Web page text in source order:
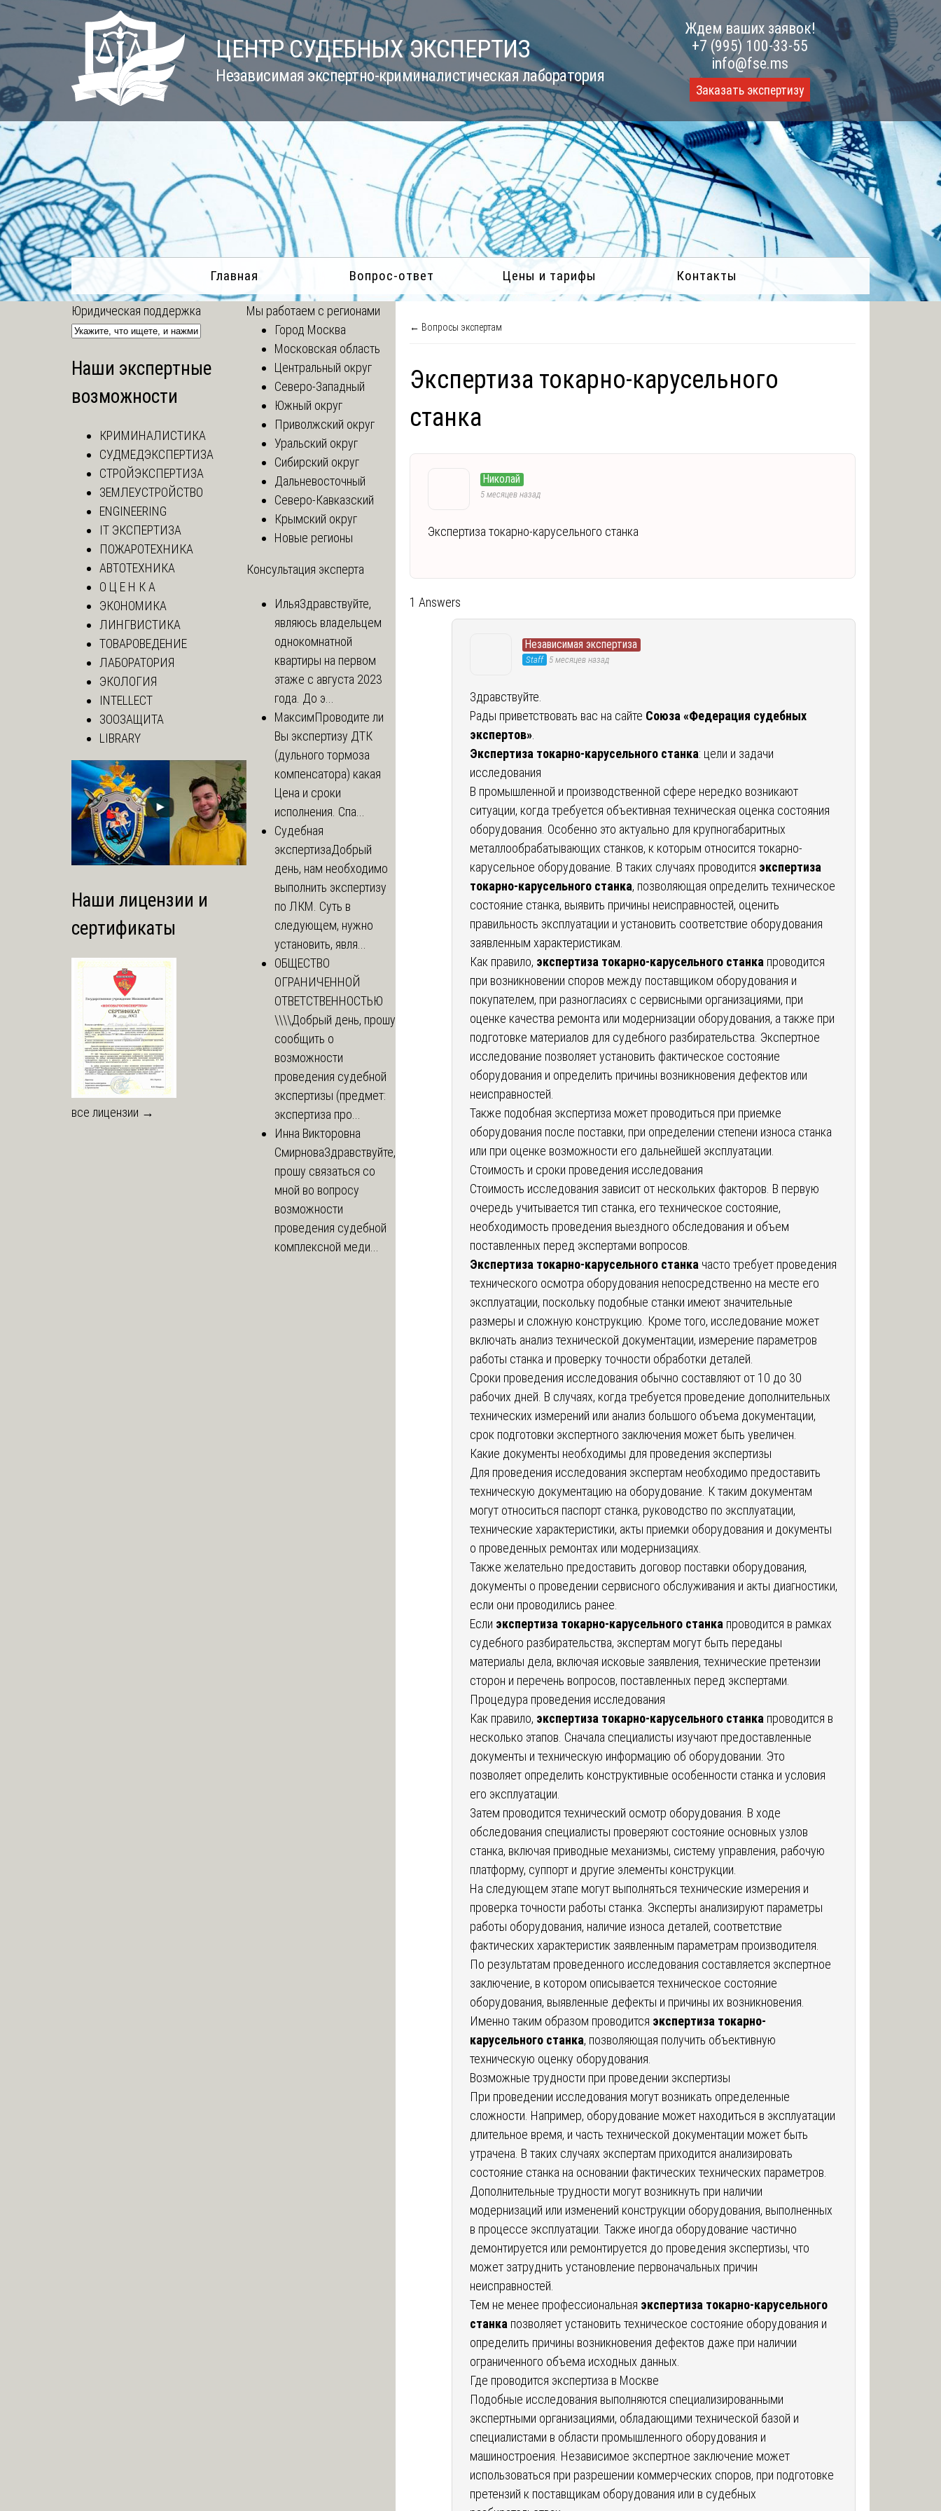
Skip
to
content
ЦЕНТР СУДЕБНЫХ ЭКСПЕРТИЗ
Независимая экспертно-криминалистическая лаборатория
Ждем ваших заявок!
+7 (995) 100-33-55
info@fse.ms
Заказать экспертизу
Главная Вопрос-ответ Цены и тарифы Контакты
← Вопросы экспертам
Экспертиза токарно-карусельного
станка
Николай
5 месяцев назад
Экспертиза токарно-карусельного станка
1 Answers
Независимая экспертиза
Staff 5 месяцев назад
Здравствуйте.
Рады приветствовать вас на сайте Союза «Федерация судебных
экспертов»
Экспертиза токарно-карусельного станка: цели и задачи
исследования
В промышленной и производственной сфере нередко возникают
ситуации, когда требуется объективная техническая оценка состояния
оборудования. Особенно это актуально для крупногабаритных
металлообрабатывающих станков, к которым относится токарно-
карусельное оборудование. В таких случаях проводится экспертиза
токарно-карусельного станка, позволяющая определить техническое
состояние станка, выявить причины неисправностей, оценить
правильность эксплуатации и установить соответствие оборудования
заявленным характеристикам.
Как правило, экспертиза токарно-карусельного станка проводится
при возникновении споров между поставщиком оборудования и
покупателем, при разногласиях с сервисными организациями, при
оценке качества ремонта или модернизации оборудования, а также при
подготовке материалов для судебного разбирательства. Экспертное
исследование позволяет установить фактическое состояние
оборудования и определить причины возникновения дефектов или
неисправностей.
Также подобная экспертиза может проводиться при приемке
оборудования после поставки, при определении степени износа станка
или при оценке возможности его дальнейшей эксплуатации.
Стоимость и сроки проведения исследования
Стоимость исследования зависит от нескольких факторов. В первую
очередь учитывается тип станка, его техническое состояние,
необходимость проведения выездного обследования и объем
поставленных перед экспертами вопросов.
Экспертиза токарно-карусельного станка часто требует проведения
технического осмотра оборудования непосредственно на месте его
эксплуатации, поскольку подобные станки имеют значительные
размеры и сложную конструкцию. Кроме того, исследование может
включать анализ технической документации, измерение параметров
работы станка и проверку точности обработки деталей.
Сроки проведения исследования обычно составляют от 10 до 30
рабочих дней. В случаях, когда требуется проведение дополнительных
технических измерений или анализ большого объема документации,
срок подготовки экспертного заключения может быть увеличен.
Какие документы необходимы для проведения экспертизы
Для проведения исследования экспертам необходимо предоставить
техническую документацию на оборудование. К таким документам
могут относиться паспорт станка, руководство по эксплуатации,
технические характеристики, акты приемки оборудования и документы
о проведенных ремонтах или модернизациях.
Также желательно предоставить договор поставки оборудования,
документы о проведении сервисного обслуживания и акты диагностики,
если они проводились ранее.
Если экспертиза токарно-карусельного станка проводится в рамках
судебного разбирательства, экспертам могут быть переданы
материалы дела, включая исковые заявления, технические претензии
сторон и перечень вопросов, поставленных перед экспертами.
Процедура проведения исследования
Как правило, экспертиза токарно-карусельного станка проводится в
несколько этапов. Сначала специалисты изучают предоставленные
документы и техническую информацию об оборудовании. Это
позволяет определить конструктивные особенности станка и условия
его эксплуатации.
Затем проводится технический осмотр оборудования. В ходе
обследования специалисты проверяют состояние основных узлов
станка, включая приводные механизмы, систему управления, рабочую
платформу, суппорт и другие элементы конструкции.
На следующем этапе могут выполняться технические измерения и
проверка точности работы станка. Эксперты анализируют параметры
работы оборудования, наличие износа деталей, соответствие
фактических характеристик заявленным параметрам производителя.
По результатам проведенного исследования составляется экспертное
заключение, в котором описывается техническое состояние
оборудования, выявленные дефекты и причины их возникновения.
Именно таким образом проводится экспертиза токарно-
карусельного станка, позволяющая получить объективную
техническую оценку оборудования.
Возможные трудности при проведении экспертизы
При проведении исследования могут возникать определенные
сложности. Например, оборудование может находиться в эксплуатации
длительное время, и часть технической документации может быть
утрачена. В таких случаях экспертам приходится анализировать
состояние станка на основании фактических технических параметров.
Дополнительные трудности могут возникнуть при наличии
модернизаций или изменений конструкции оборудования, выполненных
в процессе эксплуатации. Также иногда оборудование частично
демонтируется или ремонтируется до проведения экспертизы, что
может затруднить установление первоначальных причин
неисправностей.
Тем не менее профессиональная экспертиза токарно-карусельного
станка позволяет установить техническое состояние оборудования и
определить причины возникновения дефектов даже при наличии
ограниченного объема исходных данных.
Где проводится экспертиза в Москве
Подобные исследования выполняются специализированными
экспертными организациями, обладающими технической базой и
специалистами в области промышленного оборудования и
машиностроения. Независимое экспертное заключение может
использоваться при разрешении коммерческих споров, при подготовке
претензий к поставщикам оборудования или в судебных
Юридическая поддержка
Наши экспертные
возможности
КРИМИНАЛИСТИКА
СУДМЕДЭКСПЕРТИЗА
СТРОЙЭКСПЕРТИЗА
ЗЕМЛЕУСТРОЙСТВО
ENGINEERING
IT ЭКСПЕРТИЗА
ПОЖАРОТЕХНИКА
АВТОТЕХНИКА
О Ц Е Н К А
ЭКОНОМИКА
ЛИНГВИСТИКА
ТОВАРОВЕДЕНИЕ
ЛАБОРАТОРИЯ
ЭКОЛОГИЯ
INTELLECT
ЗООЗАЩИТА
LIBRARY
Наши лицензии и
сертификаты
все лицензии →
Мы работаем с регионами
Город Москва
Московская область
Центральный округ
Северо-Западный
Южный округ
Приволжский округ
Уральский округ
Сибирский округ
Дальневосточный
Северо-Кавказский
Крымский округ
Новые регионы
Консультация эксперта
ИльяЗдравствуйте,
являюсь владельцем
однокомнатной
квартиры на первом
этаже с августа 2023
года. До э...
МаксимПроводите ли
Вы экспертизу ДТК
(дульного тормоза
компенсатора) какая
Цена и сроки
исполнения. Спа...
Судебная
экспертизаДобрый
день, нам необходимо
выполнить экспертизу
по ЛКМ. Суть в
следующем, нужно
установить, явля...
ОБЩЕСТВО
ОГРАНИЧЕННОЙ
ОТВЕТСТВЕННОСТЬЮ
\\\\Добрый день, прошу
сообщить о
возможности
проведения судебной
экспертизы (предмет:
экспертиза про...
Инна Викторовна
СмирноваЗдравствуйте,
прошу связаться со
мной во вопросу
возможности
проведения судебной
комплексной меди...